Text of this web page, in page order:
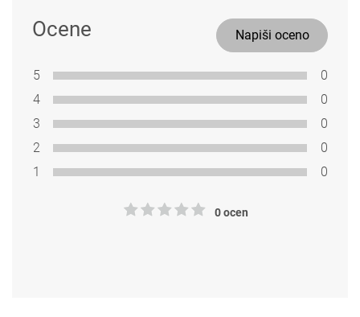
Ocene Napiši oceno
5
0
4
0
3
0
2
0
1
0
0 ocen